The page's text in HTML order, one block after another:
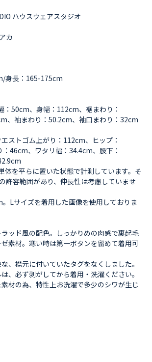
ハウスウェアスタジオ
カ
身長：165-175cm
：50cm、身幅：112cm、裾まわり：
、袖まわり：50.2cm、袖口まわり：32cm
ストゴム上がり：112cm、ヒップ：
46cm、ワタリ幅：34.4cm、股下：
体を平らに置いた状態で計測しています。そ
許容範囲があり、伸長性は考慮していませ
Lサイズを着用した画像を使用しておりま
ッド風の配色。しっかりめの肉感で裏起毛
素材。寒い時は第一ボタンを留めて着用可
、襟元に付いていたタグをなくしました。
、必ず剥がしてから着用・洗濯ください。
材の為、特性上お洗濯で多少のシワが生じ